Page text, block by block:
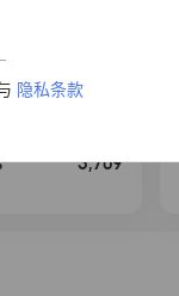
隐私条款4,154
3,709